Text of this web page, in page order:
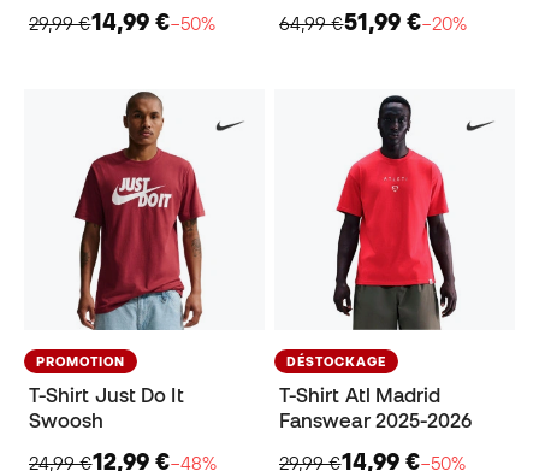
29,99 €14,99 €−50%
64,99 €51,99 €−20%
PROMOTION
T-Shirt Just Do It
Swoosh
24,99 €12,99 €−48%
DÉSTOCKAGE
T-Shirt Atl Madrid
Fanswear 2025-2026
29,99 €14,99 €−50%